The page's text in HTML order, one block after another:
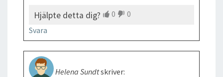
Hjälpte detta dig? 0
0
Svara
Helena Sundtskriver: